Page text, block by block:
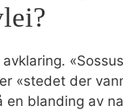
«stedet der
en blanding av